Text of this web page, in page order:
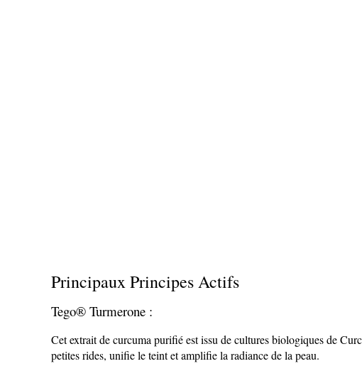
Principaux Principes Actifs
Tego® Turmerone :
Cet extrait de curcuma purifié est issu de cultures biologiques de
petites rides, unifie le teint et amplifie la radiance de la peau.